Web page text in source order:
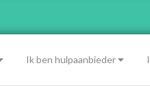
Ik ben hulpaanbieder